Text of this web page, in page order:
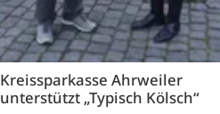
Kreissparkasse Ahrweiler
unterstützt „Typisch Kölsch“